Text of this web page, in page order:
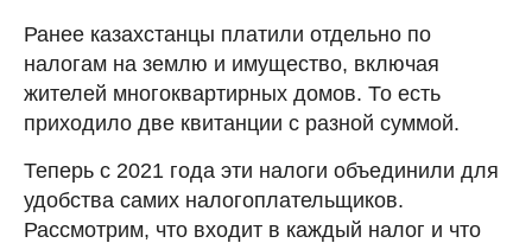
Ранее казахстанцы платили отдельно по
налогам на землю и имущество, включая
жителей многоквартирных домов. То есть
приходило две квитанции с разной суммой.
Теперь с 2021 года эти налоги объединили для
удобства самих налогоплательщиков.
Рассмотрим, что входит в каждый налог и что